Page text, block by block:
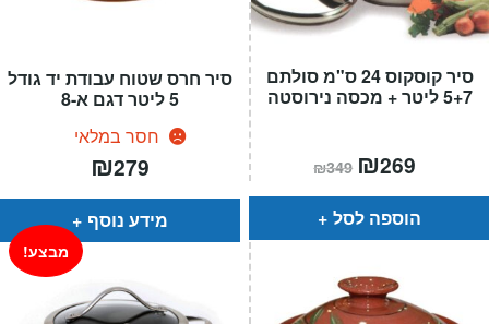
סיר חרס שטוח עבודת יד גודל
5 ליטר דגם א-8
חסר במלאי
₪279
מידע נוסף
סיר קוסקוס 24 ס"מ סולתם
5+7 ליטר + מכסה נירוסטה
₪349 המחיר
המקורי
היה:
₪349.
₪269
הוא:
הוספה לסל
מבצע!